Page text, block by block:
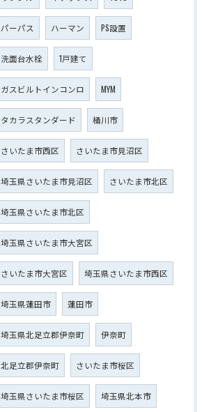
パーパス ハーマン PS設置
洗面台水栓 1戸建て
ガスビルトインコンロ MYM
タカラスタンダード 桶川市
さいたま市西区 さいたま市見沼区
埼玉県さいたま市見沼区 さいたま市北区
埼玉県さいたま市北区
埼玉県さいたま市大宮区
さいたま市大宮区 埼玉県さいたま市西区
埼玉県蓮田市 蓮田市
埼玉県北足立郡伊奈町 伊奈町
北足立郡伊奈町 さいたま市桜区
埼玉県さいたま市桜区 埼玉県北本市